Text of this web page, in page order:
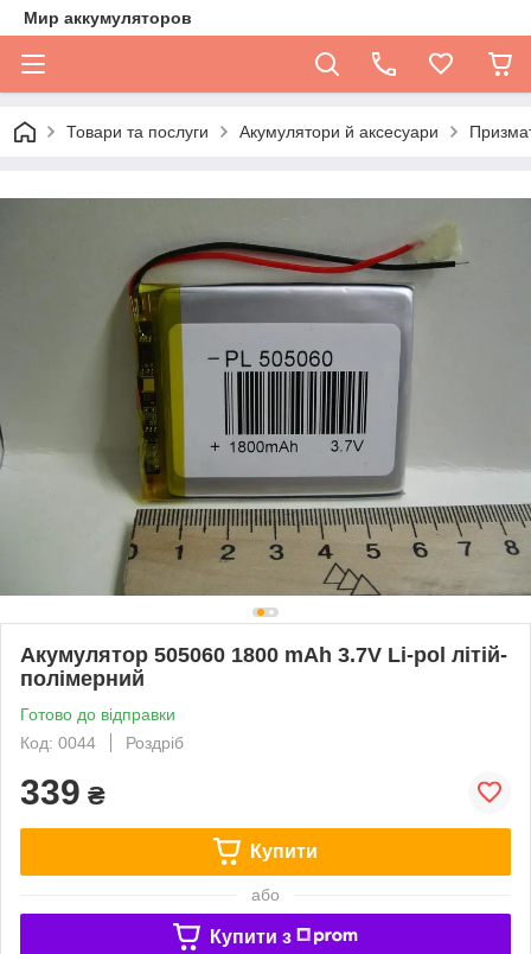
Мир аккумуляторов
Товари та послуги Акумулятори й аксесуари
Акумулятор 505060 1800 mAh 3.7V Li-pol літій-
полімерний
Готово до відправки
Код: 0044
Роздріб
339 ₴
Купити
або
Купити з